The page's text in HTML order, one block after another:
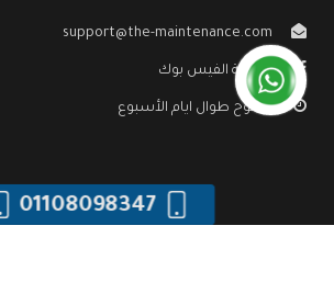
support@the-maintenance.com
صفحة الفيس بوك
مفتوح طوال ايام الأسبوع
01108098347